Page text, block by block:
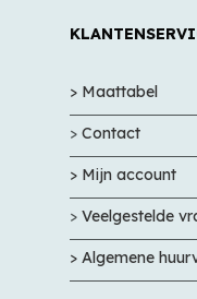
> Maattabel
> Contact
> Mijn account
> Veelgestelde
> Algemene